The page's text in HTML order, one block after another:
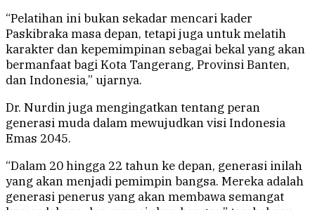
“Pelatihan ini bukan sekadar mencari kader
Paskibraka masa depan, tetapi juga untuk melatih
karakter dan kepemimpinan sebagai bekal yang akan
bermanfaat bagi Kota Tangerang, Provinsi Banten,
dan Indonesia,” ujarnya.
Dr. Nurdin juga mengingatkan tentang peran
generasi muda dalam mewujudkan visi Indonesia
Emas 2045.
“Dalam 20 hingga 22 tahun ke depan, generasi inilah
yang akan menjadi pemimpin bangsa. Mereka adalah
generasi penerus yang akan membawa semangat